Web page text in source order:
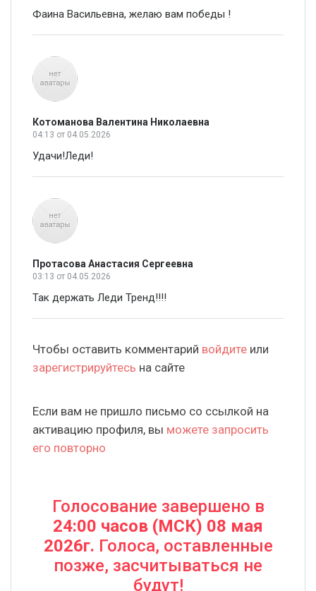
Фаина Васильевна, желаю вам победы !
Котоманова Валентина Николаевна
04:13 от 04.05.2026
Удачи!Леди!
Протасова Анастасия Сергеевна
03:13 от 04.05.2026
Так держать Леди Тренд!!!!
Чтобы оставить комментарий войдите или
зарегистрируйтесь на сайте
Если вам не пришло письмо со ссылкой на
активацию профиля, вы можете запросить
его повторно
Голосование завершено в
24:00 часов (МСК) 08 мая
2026г. Голоса, оставленные
позже, засчитываться не
будут!